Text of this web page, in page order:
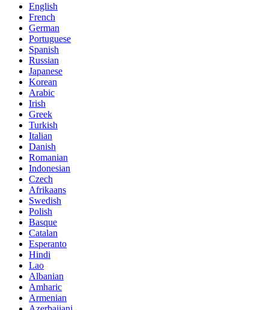
English
French
German
Portuguese
Spanish
Russian
Japanese
Korean
Arabic
Irish
Greek
Turkish
Italian
Danish
Romanian
Indonesian
Czech
Afrikaans
Swedish
Polish
Basque
Catalan
Esperanto
Hindi
Lao
Albanian
Amharic
Armenian